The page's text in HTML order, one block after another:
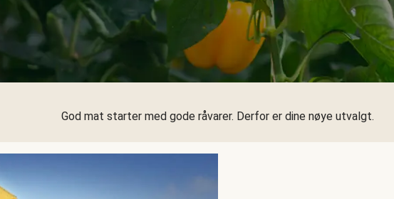
God mat starter med gode råvarer. Derfor er dine nøye utvalgt.